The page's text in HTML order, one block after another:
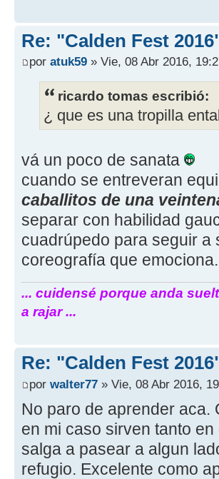
Re: "Calden Fest
por atuk59 » Vie, 08 Abr 2016,
ricardo tomas escribió:
¿ que es una tropilla
vá un poco de sanata
cuando se entreveran
caballitos de una
separar con habilidad
cuadrúpedo para seguir a
coreografía que emociona.
... cuidensé porque anda
a rajar ...
Re: "Calden Fest
por walter77 » Vie, 08 Abr 2016,
No paro de aprender aca.
en mi caso sirven tanto
salga a pasear a algun
refugio. Excelente como